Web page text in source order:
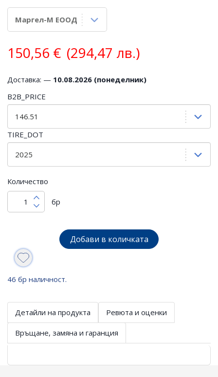
150,56 € (294,47 лв.)
Доставка: — 10.08.2026 (понеделник)
B2B_PRICE
TIRE_DOT
Количество
бр
Добави в количката
46 бр наличност.
Детайли на продукта Ревюта и оценки
Връщане, замяна и гаранция